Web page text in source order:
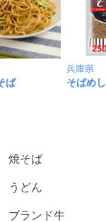
ば
兵庫県
そばめし
焼そば
うどん
ブランド牛